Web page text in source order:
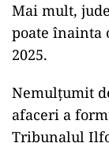
Mai mult,
poate înainta
2025.
Nemulțumit
afaceri a
Tribunalul